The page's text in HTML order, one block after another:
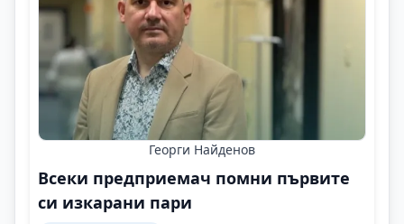
Георги Найденов
Всеки предприемач помни първите
си изкарани пари